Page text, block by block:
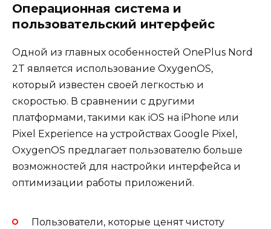
Операционная система и
пользовательский интерфейс
Одной из главных особенностей OnePlus Nord
2T является использование OxygenOS,
который известен своей легкостью и
скоростью. В сравнении с другими
платформами, такими как iOS на iPhone или
Pixel Experience на устройствах Google Pixel,
OxygenOS предлагает пользователю больше
возможностей для настройки интерфейса и
оптимизации работы приложений.
Пользователи, которые ценят чистоту